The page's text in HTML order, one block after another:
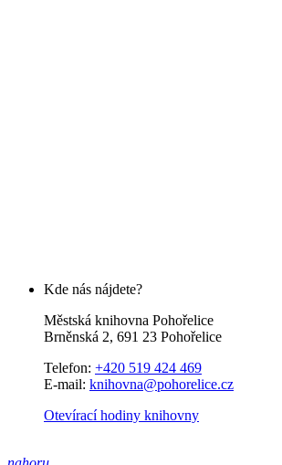
Kde nás nájdete?
Městská knihovna Pohořelice
Brněnská 2, 691 23 Pohořelice
Telefon: +420 519 424 469
E-mail: knihovna@pohorelice.cz
Otevírací hodiny knihovny